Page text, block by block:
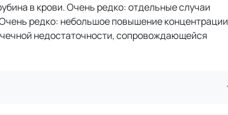
в крови. Очень редко: отдельные случаи
редко: небольшое повышение концентрации
недостаточности, сопровождающейся